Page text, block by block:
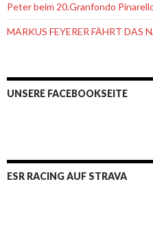
Peter beim 20.Granfondo
MARKUS FEYERER FÄHRT DAS
UNSERE FACEBOOKSEITE
ESR RACING AUF STRAVA